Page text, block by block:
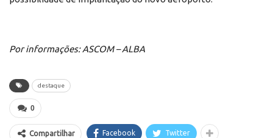
Por informações: ASCOM – ALBA
destaque
0
Compartilhar Facebook Twitter